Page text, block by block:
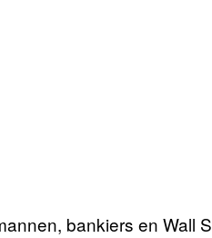
bankiers en Wall